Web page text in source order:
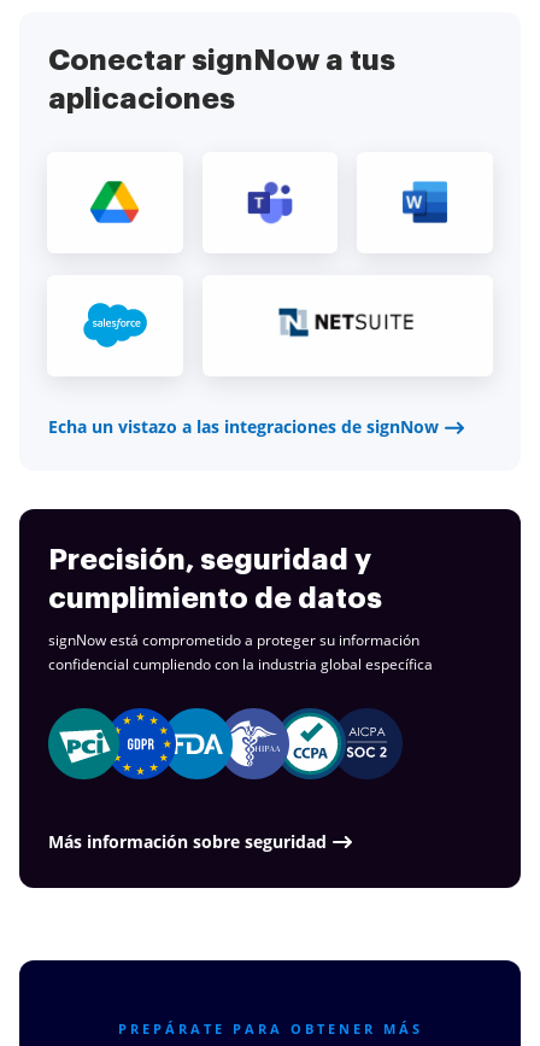
Conectar signNow a tus
aplicaciones
Echa un vistazo a las integraciones de signNow
Precisión, seguridad y
cumplimiento de datos
signNow está comprometido a proteger su información
confidencial cumpliendo con la industria global específica
Más información sobre seguridad
PREPÁRATE PARA OBTENER MÁS